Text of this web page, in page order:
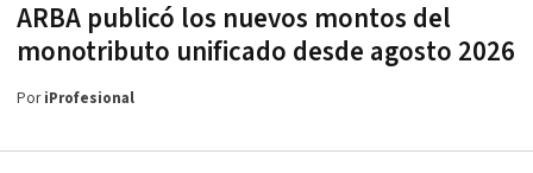
ARBA publicó los nuevos montos del
monotributo unificado desde agosto 2026
PoriProfesional